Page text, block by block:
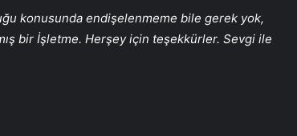
konusunda endişelenmeme bile gerek yok,
bir İşletme. Herşey için teşekkürler. Sevgi ile